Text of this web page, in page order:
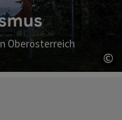
Oberösterreich
©